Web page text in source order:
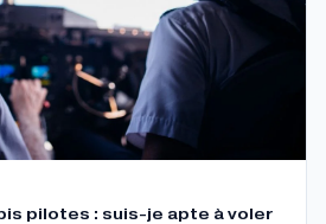
pilotes : suis-je apte à voler